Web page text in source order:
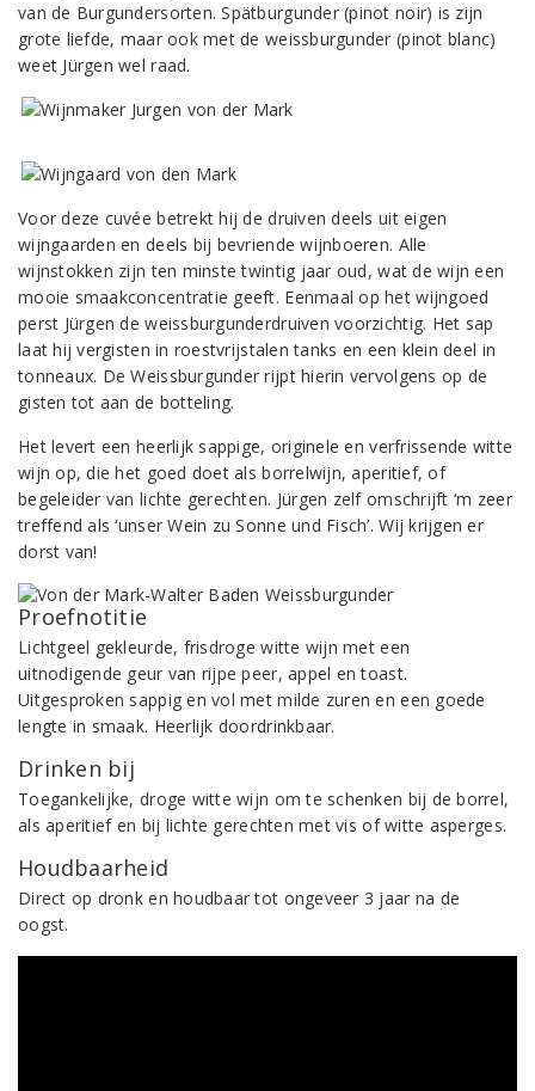
van de Burgundersorten. Spätburgunder (pinot noir) is zijn
grote liefde, maar ook met de weissburgunder (pinot blanc)
weet Jürgen wel raad.
Voor deze cuvée betrekt hij de druiven deels uit eigen
wijngaarden en deels bij bevriende wijnboeren. Alle
wijnstokken zijn ten minste twintig jaar oud, wat de wijn een
mooie smaakconcentratie geeft. Eenmaal op het wijngoed
perst Jürgen de weissburgunderdruiven voorzichtig. Het sap
laat hij vergisten in roestvrijstalen tanks en een klein deel in
tonneaux. De Weissburgunder rijpt hierin vervolgens op de
gisten tot aan de botteling.
Het levert een heerlijk sappige, originele en verfrissende witte
wijn op, die het goed doet als borrelwijn, aperitief, of
begeleider van lichte gerechten. Jürgen zelf omschrijft ‘m zeer
treffend als ‘unser Wein zu Sonne und Fisch’. Wij krijgen er
dorst van!
Proefnotitie
Lichtgeel gekleurde, frisdroge witte wijn met een
uitnodigende geur van rijpe peer, appel en toast.
Uitgesproken sappig en vol met milde zuren en een goede
lengte in smaak. Heerlijk doordrinkbaar.
Drinken bij
Toegankelijke, droge witte wijn om te schenken bij de borrel,
als aperitief en bij lichte gerechten met vis of witte asperges.
Houdbaarheid
Direct op dronk en houdbaar tot ongeveer 3 jaar na de
oogst.